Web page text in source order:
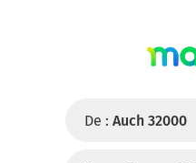
De : Auch 32000